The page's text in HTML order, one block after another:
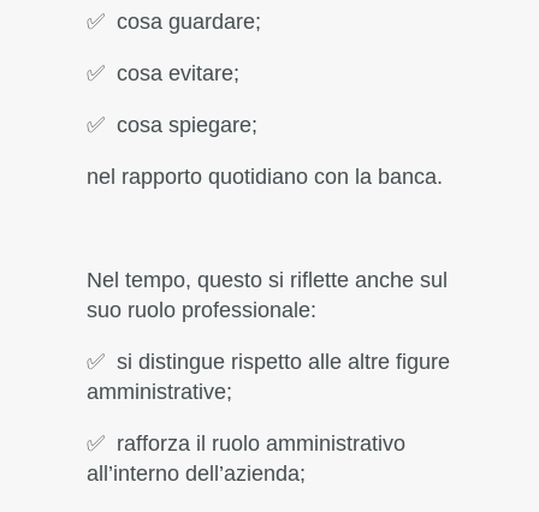
✅ cosa guardare;
✅ cosa evitare;
✅ cosa spiegare;
nel rapporto quotidiano con la banca.
Nel tempo, questo si riflette anche sul
suo ruolo professionale:
✅ si distingue rispetto alle altre figure
amministrative;
✅ rafforza il ruolo amministrativo
all’interno dell’azienda;